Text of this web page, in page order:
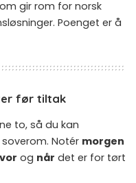
gir rom for norsk
Poenget er å
før tiltak
to, så du kan
Notér morgen
og når det er for tørt